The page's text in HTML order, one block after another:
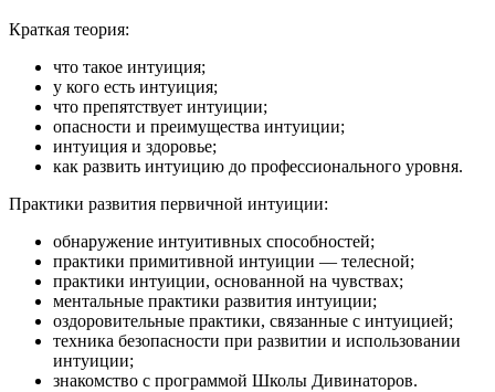
Краткая теория:
что такое интуиция;
у кого есть интуиция;
что препятствует интуиции;
опасности и преимущества интуиции;
интуиция и здоровье;
как развить интуицию до профессионального уровня.
Практики развития первичной интуиции:
обнаружение интуитивных способностей;
практики примитивной интуиции — телесной;
практики интуиции, основанной на чувствах;
ментальные практики развития интуиции;
оздоровительные практики, связанные с интуицией;
техника безопасности при развитии и использовании
интуиции;
знакомство с программой Школы Дивинаторов.